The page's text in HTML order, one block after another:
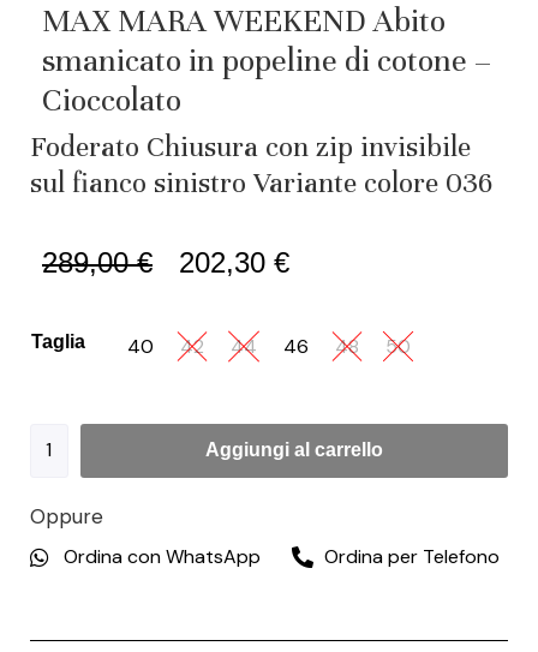
MAX MARA WEEKEND Abito
smanicato in popeline di cotone –
Cioccolato
Foderato Chiusura con zip invisibile
sul fianco sinistro Variante colore 036
289,00€ 202,30 €
Taglia 40 42 44 46 48 50
Aggiungi al carrello
Oppure
Ordina con WhatsApp Ordina per Telefono